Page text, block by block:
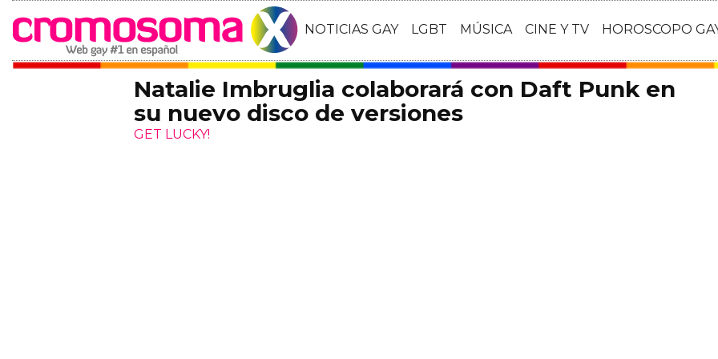
NOTICIAS GAY LGBT MÚSICA CINE Y TV HOROSCOPO
Natalie Imbruglia colaborará con Daft Punk en
su nuevo disco de versiones
GET LUCKY!